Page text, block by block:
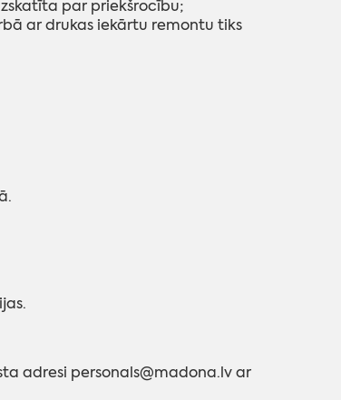
par priekšrocību;
ar drukas iekārtu remontu tiks
adresi personals@madona.lv ar